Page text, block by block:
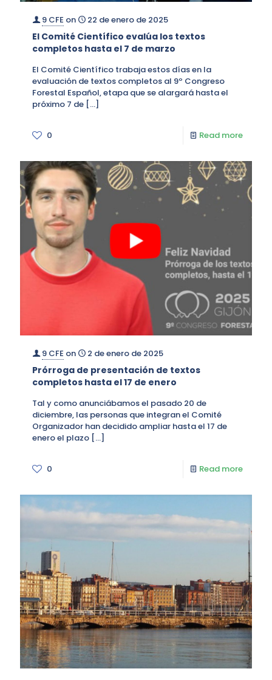
9 CFE on 22 de enero de 2025
El Comité Científico evalúa los textos
completos hasta el 7 de marzo
El Comité Científico trabaja estos días en la
evaluación de textos completos al 9º Congreso
Forestal Español, etapa que se alargará hasta el
próximo 7 de […]
0 Read more
9 CFE on 2 de enero de 2025
Prórroga de presentación de textos
completos hasta el 17 de enero
Tal y como anunciábamos el pasado 20 de
diciembre, las personas que integran el Comité
Organizador han decidido ampliar hasta el 17 de
enero el plazo […]
0 Read more